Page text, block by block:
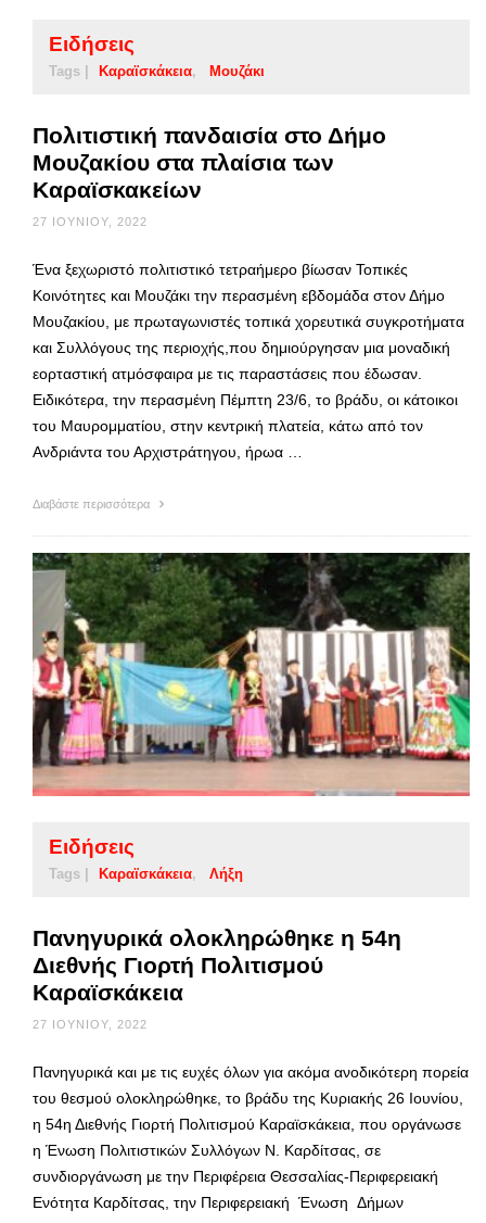
Ειδήσεις
Tags | Καραϊσκάκεια Μουζάκι
Πολιτιστική πανδαισία στο Δήμο
Μουζακίου στα πλαίσια των
Καραϊσκακείων
27 ΙΟΥΝΊΟΥ, 2022
Ένα ξεχωριστό πολιτιστικό τετραήμερο βίωσαν Τοπικές
Κοινότητες και Μουζάκι την περασμένη εβδομάδα στον Δήμο
Μουζακίου, με πρωταγωνιστές τοπικά χορευτικά συγκροτήματα
και Συλλόγους της περιοχής,που δημιούργησαν μια μοναδική
εορταστική ατμόσφαιρα με τις παραστάσεις που έδωσαν.
Ειδικότερα, την περασμένη Πέμπτη 23/6, το βράδυ, οι κάτοικοι
του Μαυρομματίου, στην κεντρική πλατεία, κάτω από τον
Ανδριάντα του Αρχιστράτηγου, ήρωα …
Διαβάστε περισσότερα
Ειδήσεις
Tags | Καραϊσκάκεια Λήξη
Πανηγυρικά ολοκληρώθηκε η 54η
Διεθνής Γιορτή Πολιτισμού
Καραϊσκάκεια
27 ΙΟΥΝΊΟΥ, 2022
Πανηγυρικά και με τις ευχές όλων για ακόμα ανοδικότερη πορεία
του θεσμού ολοκληρώθηκε, το βράδυ της Κυριακής 26 Ιουνίου,
η 54η Διεθνής Γιορτή Πολιτισμού Καραϊσκάκεια, που οργάνωσε
η Ένωση Πολιτιστικών Συλλόγων Ν. Καρδίτσας, σε
συνδιοργάνωση με την Περιφέρεια Θεσσαλίας-Περιφερειακή
Ενότητα Καρδίτσας, την Περιφερειακή Ένωση Δήμων